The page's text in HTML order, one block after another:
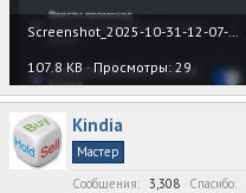
107.8 KB · Просмотры: 29
Kindia
Мастер
Сообщения
3,308 Спасибо